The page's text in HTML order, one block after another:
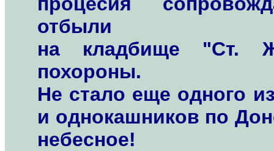
отбыли
на кладбище "Ст.
похороны.
Не стало еще одного
и однокашников по
небесное!